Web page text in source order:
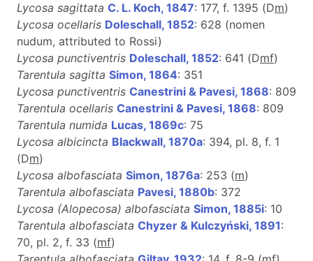
Lycosa sagittata C. L. Koch, 1847: 177, f. 1395 (Dm)
Lycosa ocellaris Doleschall, 1852: 628 (nomen
nudum, attributed to Rossi)
Lycosa punctiventris Doleschall, 1852: 641 (Dmf)
Tarentula sagitta Simon, 1864: 351
Lycosa punctiventris Canestrini & Pavesi, 1868: 809
Tarentula ocellaris Canestrini & Pavesi, 1868: 809
Tarentula numida Lucas, 1869c: 75
Lycosa albicincta Blackwall, 1870a: 394, pl. 8, f. 1
(Dm)
Lycosa albofasciata Simon, 1876a: 253 (m)
Tarentula albofasciata Pavesi, 1880b: 372
Lycosa (Alopecosa) albofasciata Simon, 1885i: 10
Tarentula albofasciata Chyzer & Kulczyński, 1891:
70, pl. 2, f. 33 (mf)